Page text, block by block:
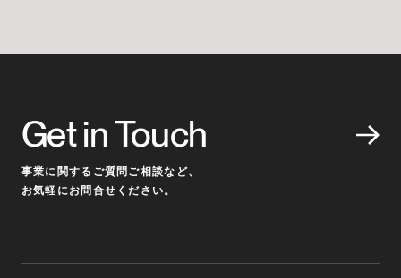
Get in Touch
事業に関するご質問ご相談など、
お気軽にお問合せください。